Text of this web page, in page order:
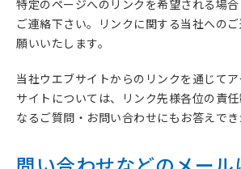
特定のページへのリンクを希望される場
ご連絡下さい。リンクに関する当社への
願いいたします。
当社ウエブサイトからのリンクを通じて
サイトについては、リンク先様各位の責
なるご質問・お問い合わせにもお答えでき